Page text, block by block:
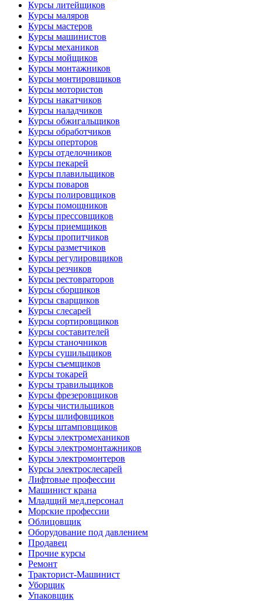
Курсы литейщиков
Курсы маляров
Курсы мастеров
Курсы машинистов
Курсы механиков
Курсы мойщиков
Курсы монтажников
Курсы монтировщиков
Курсы мотористов
Курсы накатчиков
Курсы наладчиков
Курсы обжигальщиков
Курсы обработчиков
Курсы оперторов
Курсы отделочников
Курсы пекарей
Курсы плавильщиков
Курсы поваров
Курсы полировщиков
Курсы помощников
Курсы прессовщиков
Курсы приемщиков
Курсы пропитчиков
Курсы разметчиков
Курсы регулировщиков
Курсы резчиков
Курсы рестовраторов
Курсы сборщиков
Курсы сварщиков
Курсы слесарей
Курсы сортировщиков
Курсы составителей
Курсы станочников
Курсы сушильщиков
Курсы съемщиков
Курсы токарей
Курсы травильщиков
Курсы фрезеровщиков
Курсы чистильщиков
Курсы шлифовщиков
Курсы штамповщиков
Курсы электромехаников
Курсы электромонтажников
Курсы электромонтеров
Курсы электрослесарей
Лифтовые профессии
Машинист крана
Младщий мед.персонал
Морские профессии
Облицовщик
Оборудование под давлением
Продавец
Прочие курсы
Ремонт
Тракторист-Машинист
Уборщик
Упаковщик